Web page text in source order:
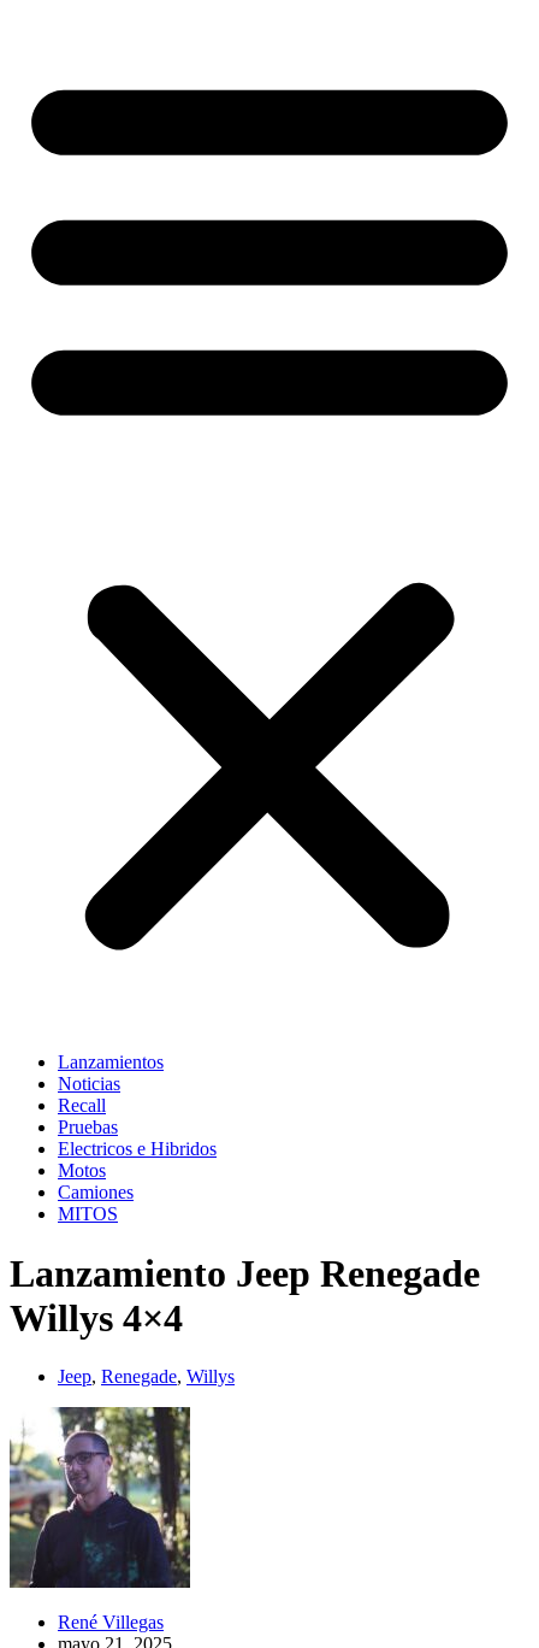
Lanzamientos
Noticias
Recall
Pruebas
Electricos e Hibridos
Motos
Camiones
MITOS
Lanzamiento Jeep Renegade
Willys 4×4
Jeep, Renegade, Willys
René Villegas